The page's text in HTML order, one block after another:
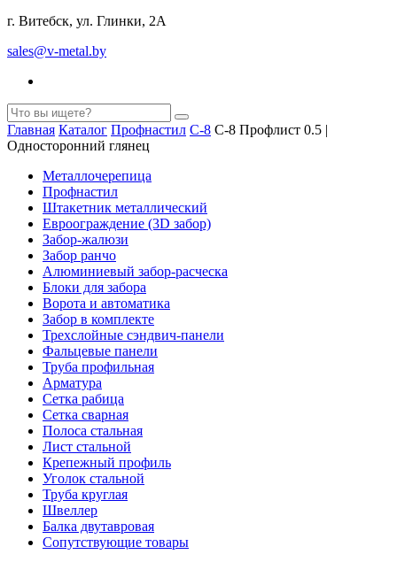
г. Витебск, ул. Глинки, 2А
sales@v-metal.by
Главная Каталог Профнастил С-8 С-8 Профлист 0.5 |
Односторонний глянец
Металлочерепица
Профнастил
Штакетник металлический
Евроограждение (3D забор)
Забор-жалюзи
Забор ранчо
Алюминиевый забор-расческа
Блоки для забора
Ворота и автоматика
Забор в комплекте
Трехслойные сэндвич-панели
Фальцевые панели
Труба профильная
Арматура
Cетка рабица
Сетка сварная
Полоса стальная
Лист стальной
Крепежный профиль
Уголок стальной
Труба круглая
Швеллер
Балка двутавровая
Сопутствующие товары